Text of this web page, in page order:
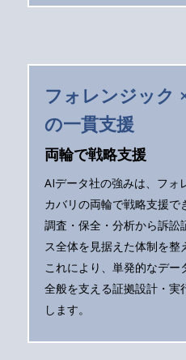
フォレンジック
の一貫支援
両輪で戦略支援
AIデータ社の強みは、フォ
カバリの両輪で戦略支援で
調査・保全・分析から訴訟
ス全体を見据えた体制を整
これにより、単発的なデ
全般を支える証拠設計・実
します。